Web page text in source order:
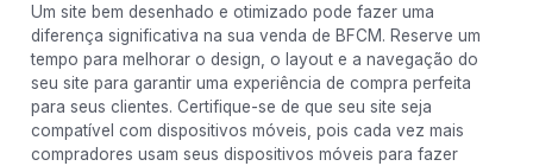
Um site bem desenhado e otimizado pode fazer uma
diferença significativa na sua venda de BFCM. Reserve um
tempo para melhorar o design, o layout e a navegação do
seu site para garantir uma experiência de compra perfeita
para seus clientes. Certifique-se de que seu site seja
compatível com dispositivos móveis, pois cada vez mais
compradores usam seus dispositivos móveis para fazer